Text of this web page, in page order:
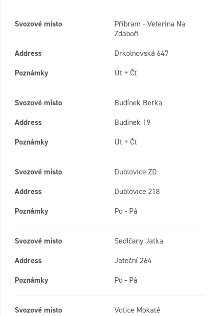
Svozové místo
Příbram - Veterina Na
Zdaboři
Address
Drkolnovská 647
Poznámky
Út + Čt
Svozové místo
Budínek Berka
Address
Budinek 19
Poznámky
Út + Čt
Svozové místo
Dublovice ZD
Address
Dublovice 218
Poznámky
Po - Pá
Svozové místo
Sedlčany Jatka
Address
Jateční 264
Poznámky
Po - Pá
Svozové místo
Votice Mokaté